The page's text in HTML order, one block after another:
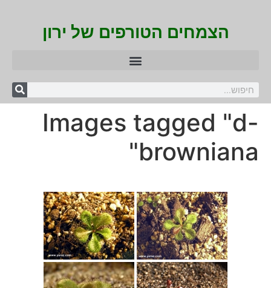
הצמחים הטורפים של ירון
Images tagged "d-
browniana"